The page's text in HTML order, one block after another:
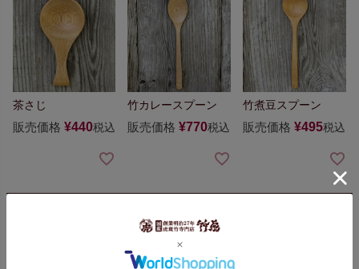
茶さじ
販売価格 ¥440税込
竹カレースプーン
販売価格 ¥770税込
竹煮豆スプーン
販売価格 ¥495税込